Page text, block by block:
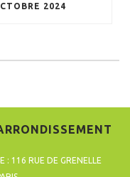
2024
: 116 RUE DE GRENELLE